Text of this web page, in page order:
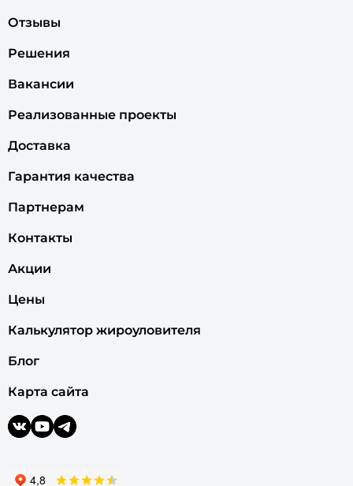
Отзывы
Решения
Вакансии
Реализованные проекты
Доставка
Гарантия качества
Партнерам
Контакты
Акции
Цены
Калькулятор жироуловителя
Блог
Карта сайта